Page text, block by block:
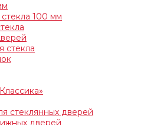
100 мм
стекла
стеклянных дверей
дверей